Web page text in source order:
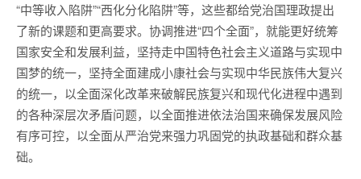
“中等收入陷阱”“西化分化陷阱”等，这些都给党治国理政提出
了新的课题和更高要求。协调推进“四个全面”，就能更好统筹
国家安全和发展利益，坚持走中国特色社会主义道路与实现中
国梦的统一，坚持全面建成小康社会与实现中华民族伟大复兴
的统一，以全面深化改革来破解民族复兴和现代化进程中遇到
的各种深层次矛盾问题，以全面推进依法治国来确保发展风险
有序可控，以全面从严治党来强力巩固党的执政基础和群众基
础。